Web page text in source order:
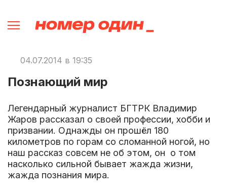
04.07.2014 в 19:35
Познающий мир
Легендарный журналист БГТРК Владимир
Жаров рассказал о своей профессии, хобби и
призвании. Однажды он прошёл 180
километров по горам со сломанной ногой, но
наш рассказ совсем не об этом, он о том
насколько сильной бывает жажда жизни,
жажда познания мира.